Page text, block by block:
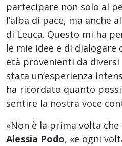
partecipare non solo al
l’alba di pace, ma anche
di Leuca. Questo mi ha
le mie idee e di dialogare
età provenienti da diversi
stata un’esperienza
ha ricordato quanto
sentire la nostra voce
«Non è la prima volta
Alessia Podo, «e ogni